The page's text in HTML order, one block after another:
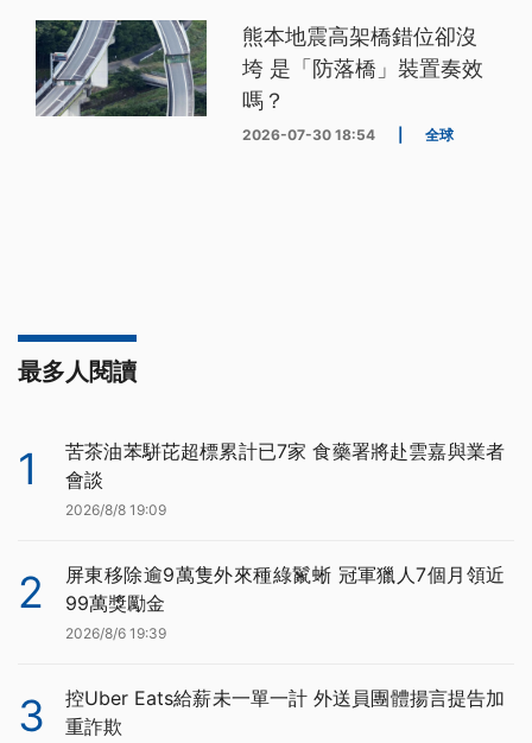
熊本地震高架橋錯位卻沒
垮 是「防落橋」裝置奏效
嗎？
2026-07-30 18:54 全球
最多人閱讀
1
苦茶油苯駢芘超標累計已7家 食藥署將赴雲嘉與業者
會談
2026/8/8 19:09
2
屏東移除逾9萬隻外來種綠鬣蜥 冠軍獵人7個月領近
99萬獎勵金
2026/8/6 19:39
3
控Uber Eats給薪未一單一計 外送員團體揚言提告加
重詐欺